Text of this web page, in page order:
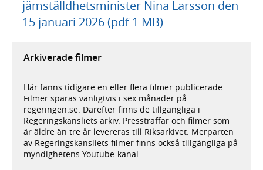
jämställdhetsminister Nina Larsson den
15 januari 2026 (pdf 1 MB)
Arkiverade filmer
Här fanns tidigare en eller flera filmer publicerade.
Filmer sparas vanligtvis i sex månader på
regeringen.se. Därefter finns de tillgängliga i
Regeringskansliets arkiv. Pressträffar och filmer som
är äldre än tre år levereras till Riksarkivet. Merparten
av Regeringskansliets filmer finns också tillgängliga på
myndighetens Youtube-kanal.